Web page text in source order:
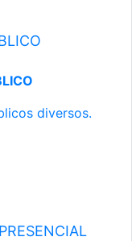
diversos.